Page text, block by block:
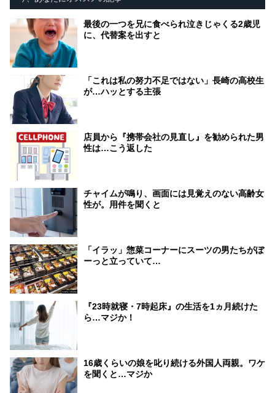
最後の一つを兄に食べられ泣きじゃくる2歳児
に、代替案を出すと
「これは私の努力不足ではない」長崎の高校生
が…ハッとする主張
店員から『携帯会社の見直し』を勧められた男
性は…こう返した
チャイムが鳴り、画面には見覚えのない高齢女
性が。用件を聞くと
「イラッ」惣菜コーナーにスーツの男たちがぼ
ーっと立っていて…
『23時就寝・7時起床』の生活を1ヵ月続けた
ら…マジか！
16歳くらいの娘を叱り続ける外国人両親。ワケ
を聞くと…マジか